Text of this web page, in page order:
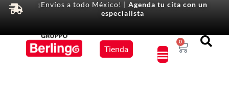
¡Envíos a todo México! | Agenda tu cita con un
especialista
Tienda
0